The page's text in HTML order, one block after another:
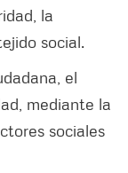
la
social.
el
mediante la
sociales